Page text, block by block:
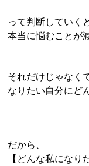
って判断していく
本当に悩むことが
それだけじゃなく
なりたい自分にど
だから、
【どんな私になり